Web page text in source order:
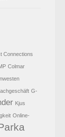
Connections
Colmar
G-
Kjus
Online-